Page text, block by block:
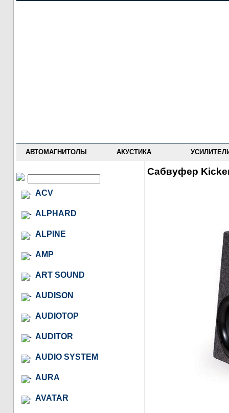
АВТОМАГНИТОЛЫ АКУСТИКА
ACV
ALPHARD
ALPINE
AMP
ART SOUND
AUDISON
AUDIOTOP
AUDITOR
AUDIO SYSTEM
AURA
AVATAR
Сабвуфер